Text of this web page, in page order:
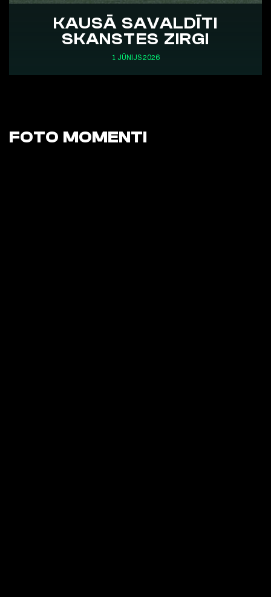
KAUSĀ SAVALDĪTI
SKANSTES ZIRGI
1 JŪNIJS 2026
FOTO MOMENTI